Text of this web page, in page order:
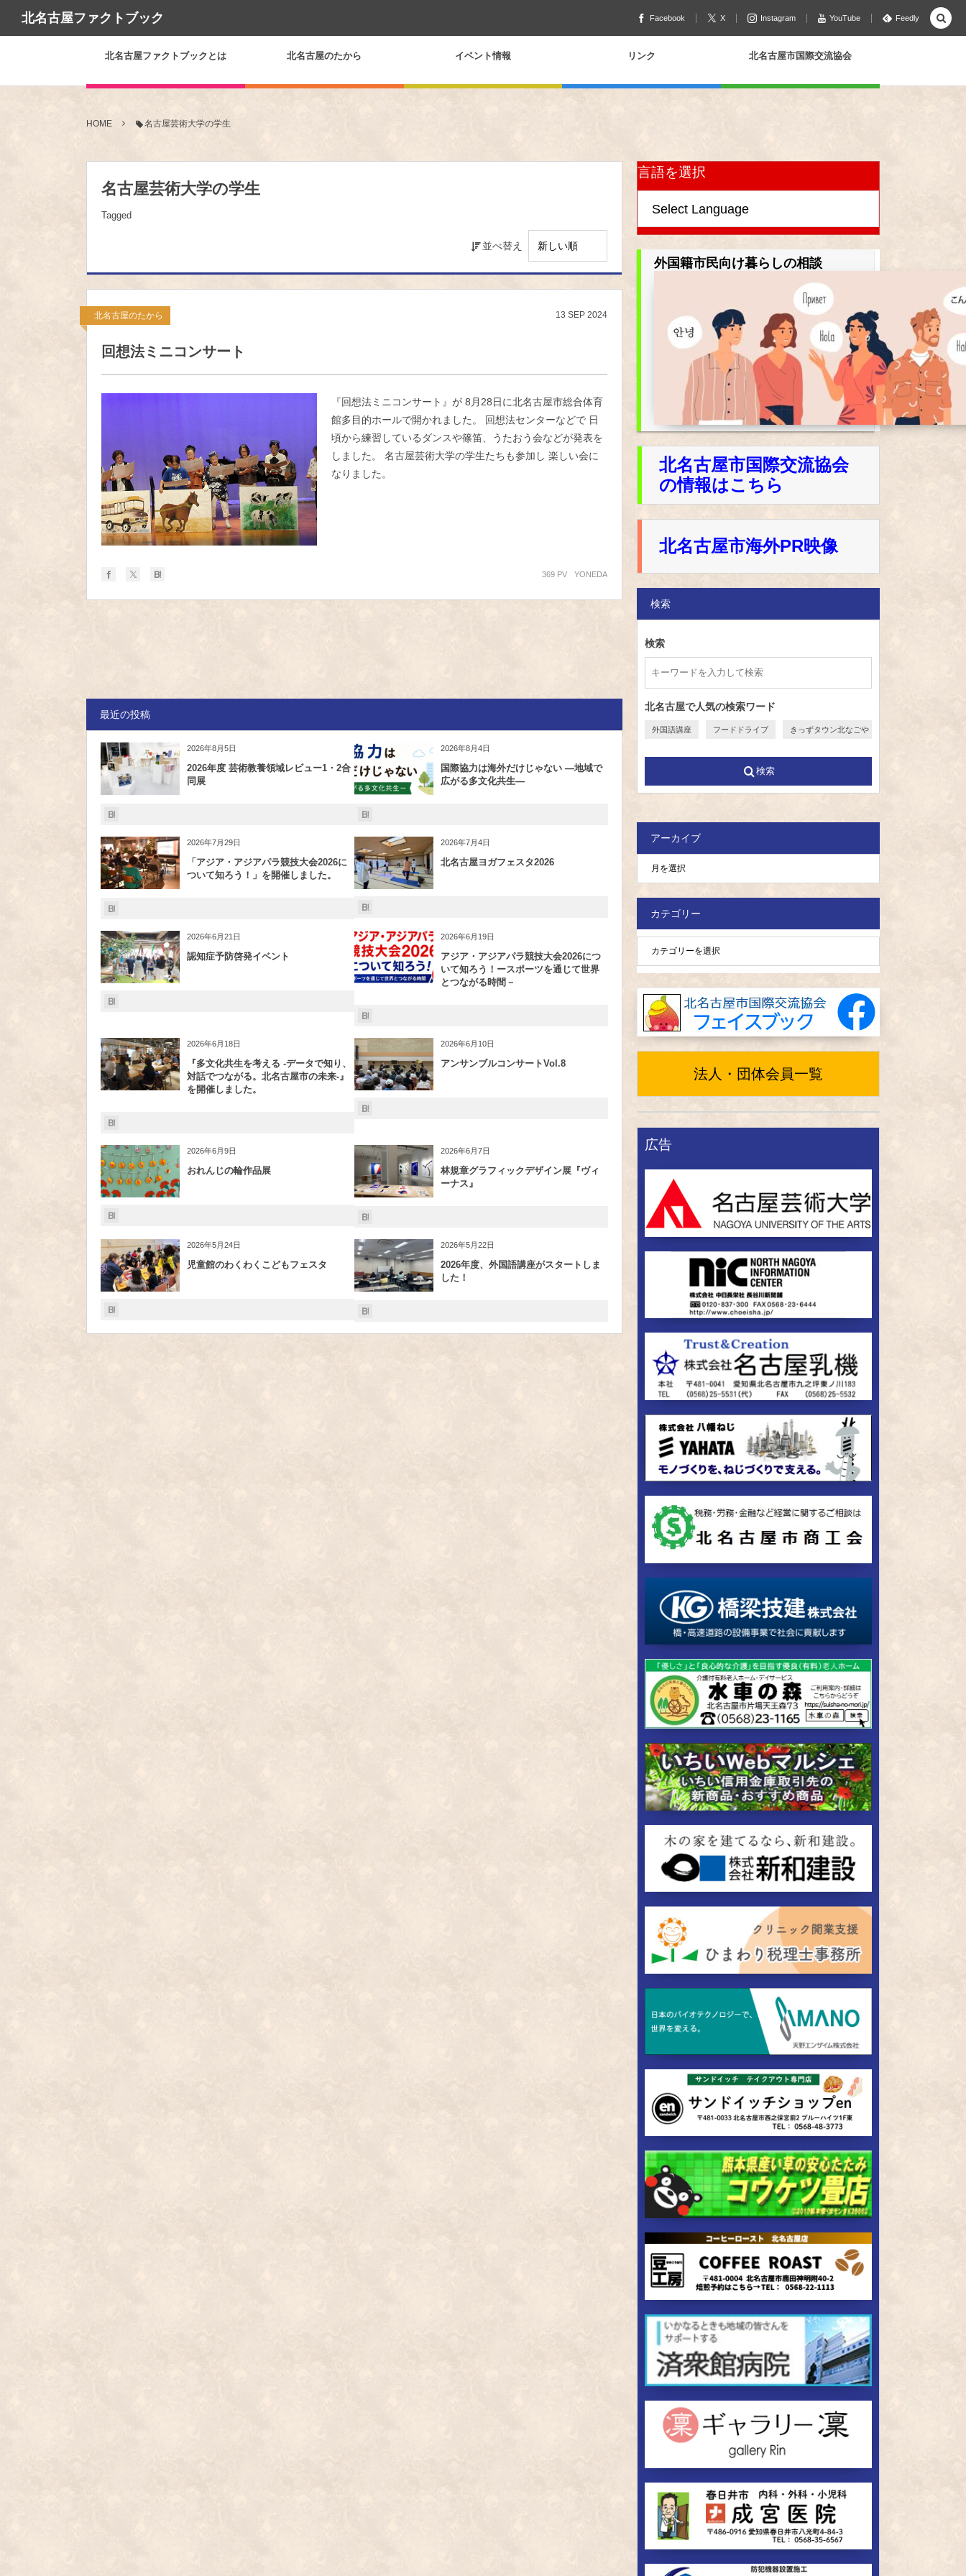
北名古屋ファクトブック Facebook X Instagram YouTube Feedly
北名古屋ファクトブックとは 北名古屋のたから イベント情報 リンク 北名古屋市国際交流協会
HOME 名古屋芸術大学の学生
名古屋芸術大学の学生
Tagged
並べ替え
北名古屋のたから 13 SEP 2024
回想法ミニコンサート
『回想法ミニコンサート』が 8月28日に北名古屋市総合体育
館多目的ホールで開かれました。 回想法センターなどで 日
頃から練習しているダンスや篠笛、うたおう会などが発表を
しました。 名古屋芸術大学の学生たちも参加し 楽しい会に
なりました。
YONEDA
369 PV
最近の投稿
2026年8月5日
2026年度 芸術教養領域レビュー1・2合
同展
2026年8月4日
国際協力は海外だけじゃない ―地域で
広がる多文化共生―
2026年7月29日
「アジア・アジアパラ競技大会2026に
ついて知ろう！」を開催しました。
2026年7月4日
北名古屋ヨガフェスタ2026
2026年6月21日
認知症予防啓発イベント
2026年6月19日
アジア・アジアパラ競技大会2026につ
いて知ろう！ースポーツを通じて世界
とつながる時間－
2026年6月18日
『多文化共生を考える -データで知り、
対話でつながる。北名古屋市の未来-』
を開催しました。
2026年6月10日
アンサンブルコンサートVol.8
2026年6月9日
おれんじの輪作品展
2026年6月7日
林規章グラフィックデザイン展『ヴィ
ーナス』
2026年5月24日
児童館のわくわくこどもフェスタ
2026年5月22日
2026年度、外国語講座がスタートしま
した！
言語を選択
外国籍市民向け暮らしの相談
北名古屋市国際交流協会
の情報はこちら
北名古屋市海外PR映像
検索
検索
北名古屋で人気の検索ワード
外国語講座 フードドライブ きっずタウン北なごや
検索
アーカイブ
カテゴリー
法人・団体会員一覧
広告